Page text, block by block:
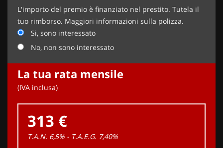
L'importo del premio è finanziato nel prestito. Tutela il
tuo rimborso. Maggiori informazioni sulla polizza.
Si, sono interessato
No, non sono interessato
La tua rata mensile
(IVA inclusa)
313 €
T.A.N. 6,5% - T.A.E.G. 7,40%